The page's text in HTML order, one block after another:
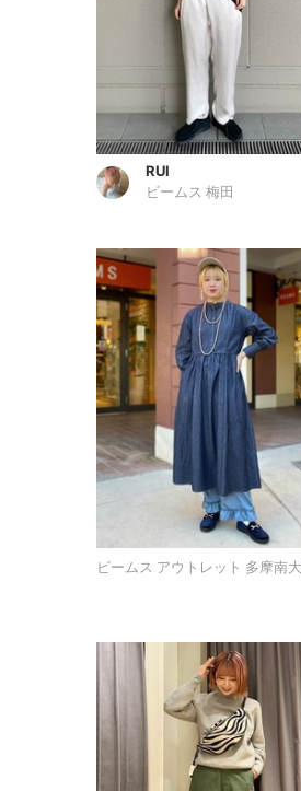
RUI
ビームス 梅田
ビームス アウトレット 多摩南